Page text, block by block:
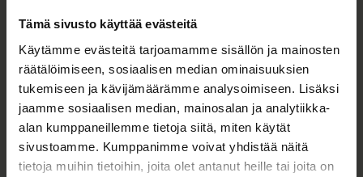
Tämä sivusto käyttää evästeitä
Käytämme evästeitä tarjoamamme sisällön ja mainosten
räätälöimiseen, sosiaalisen median ominaisuuksien
tukemiseen ja kävijämäärämme analysoimiseen. Lisäksi
jaamme sosiaalisen median, mainosalan ja analytiikka-
alan kumppaneillemme tietoja siitä, miten käytät
sivustoamme. Kumppanimme voivat yhdistää näitä
tietoja muihin tietoihin, joita olet antanut heille tai joita on
TALOUS JA ELINKEINOELÄMÄ